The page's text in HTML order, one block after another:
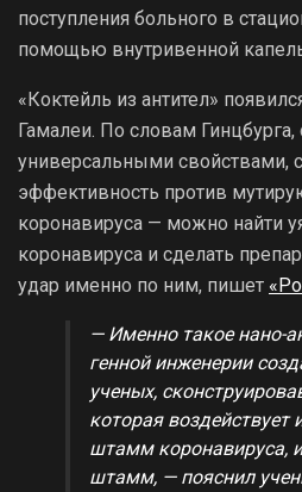
поступления больного в
помощью внутривенной
«Коктейль из антител»
Гамалеи. По словам Гинцбурга,
универсальными свойствами,
эффективность против
коронавируса — можно найти
коронавируса и сделать
удар именно по ним, пишет
— Именно такое нано-
генной инженерии
ученых,
которая воздействует
штамм коронавируса,
штамм, — пояснил